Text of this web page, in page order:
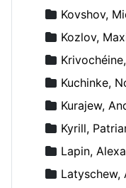
Kovshov,
Kozlov,
Kuchinke,
Kurajew,
Kyrill,
Lapin,
Latyschew,